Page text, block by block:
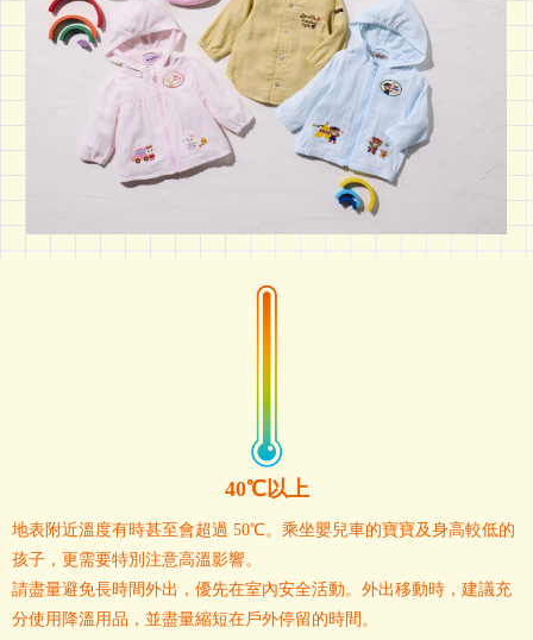
40℃以上
地表附近溫度有時甚至會超過 50℃。乘坐嬰兒車的寶寶及身高較低的
孩子，更需要特別注意高溫影響。
請盡量避免長時間外出，優先在室內安全活動。外出移動時，建議充
分使用降溫用品，並盡量縮短在戶外停留的時間。